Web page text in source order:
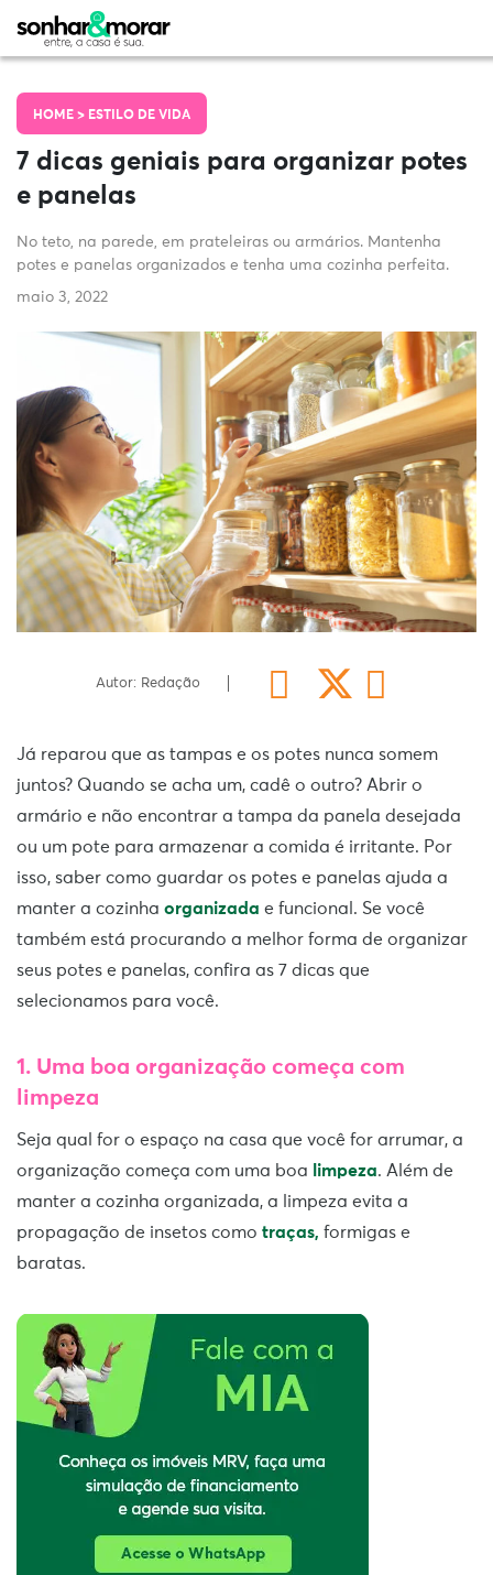
HOME > ESTILO DE VIDA
7 dicas geniais para organizar potes
e panelas
No teto, na parede, em prateleiras ou armários. Mantenha
potes e panelas organizados e tenha uma cozinha perfeita.
maio 3, 2022
Autor: Redação
Já reparou que as tampas e os potes nunca somem
juntos? Quando se acha um, cadê o outro? Abrir o
armário e não encontrar a tampa da panela desejada
ou um pote para armazenar a comida é irritante. Por
isso, saber como guardar os potes e panelas ajuda a
manter a cozinha organizada e funcional. Se você
também está procurando a melhor forma de organizar
seus potes e panelas, confira as 7 dicas que
selecionamos para você.
1. Uma boa organização começa com
limpeza
Seja qual for o espaço na casa que você for arrumar, a
organização começa com uma boa
limpeza. Além de
manter a cozinha organizada, a limpeza evita a
propagação de insetos como traças, formigas e
baratas.